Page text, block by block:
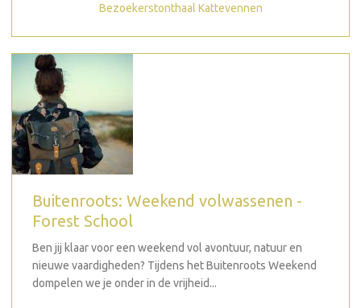
Bezoekerstonthaal Kattevennen
Buitenroots: Weekend volwassenen -
Forest School
Ben jij klaar voor een weekend vol avontuur, natuur en
nieuwe vaardigheden? Tijdens het Buitenroots Weekend
dompelen we je onder in de vrijheid...